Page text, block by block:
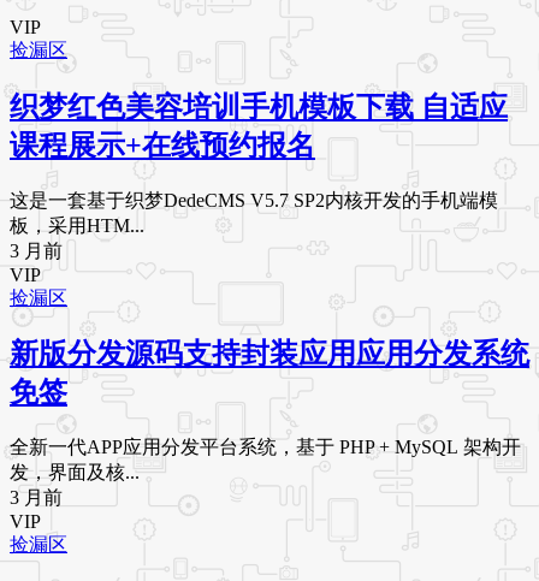
VIP
捡漏区
织梦红色美容培训手机模板下载 自适应
课程展示+在线预约报名
这是一套基于织梦DedeCMS V5.7 SP2内核开发的手机端模
板，采用HTM...
3 月前
VIP
捡漏区
新版分发源码支持封装应用应用分发系统
免签
全新一代APP应用分发平台系统，基于 PHP + MySQL 架构开
发，界面及核...
3 月前
VIP
捡漏区